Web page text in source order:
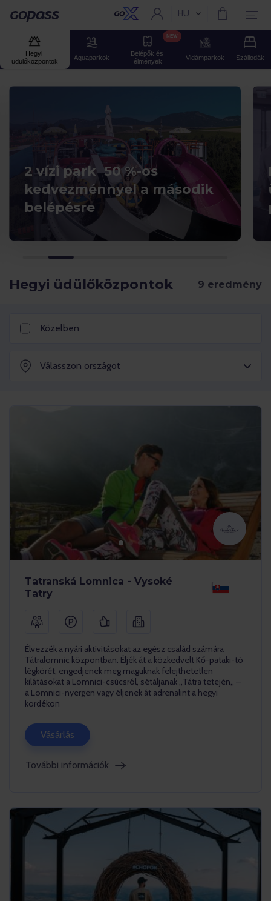
Gopass Aktuális nyelv:
HU
Hegyi
üdülőközpontok
Aquaparkok
Belépők és
élmények
NEW
Vidámparkok Szállodák
2 vízi park 50 %-os
kedvezménnyel a második
belépésre
Hegyi üdülőközpontok
Közelben
Válasszon országot
Tatranská Lomnica - Vysoké
Tatry
Élvezzék a nyári aktivitásokat az egész család számára
Tátralomnic központban. Éljék át a közkedvelt Kő-pataki-tó
légkörét, engedjenek meg maguknak felejthetetlen
kilátásokat a Lomnici-csúcsról, sétáljanak ,,Tátra tetején,, –
a Lomnici-nyergen vagy éljenek át adrenalint a hegyi
kordékon
Vásárlás
További információk